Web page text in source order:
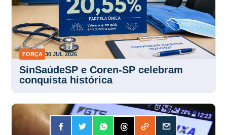
FORÇA 30 JUL 2026
SinSaúdeSP e Coren-SP celebram
conquista histórica